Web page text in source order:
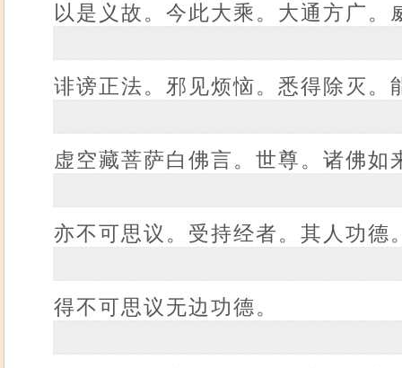
以是义故。今此大乘。大通方广
诽谤正法。邪见烦恼。悉得除灭。
虚空藏菩萨白佛言。世尊。诸佛
亦不可思议。受持经者。其人功
得不可思议无边功德。